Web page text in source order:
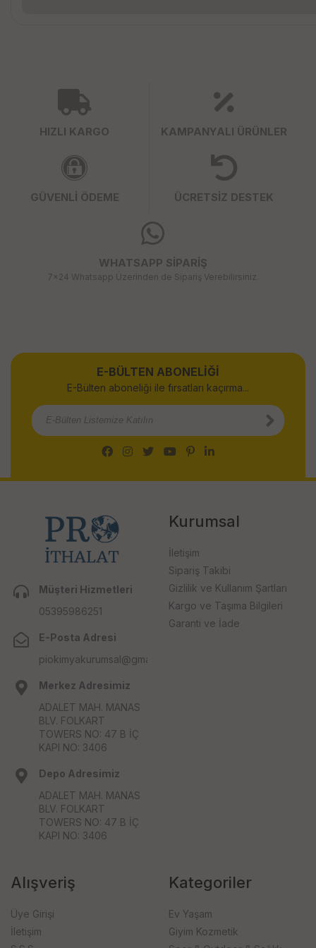
HIZLI KARGO KAMPANYALI ÜRÜNLER
GÜVENLİ ÖDEME ÜCRETSİZ DESTEK
WHATSAPP SİPARİŞ
7x24 Whatsapp Üzerinden de Sipariş Verebilirsiniz.
E-BÜLTEN ABONELİĞİ
E-Bülten aboneliği ile fırsatları kaçırma...
Müşteri Hizmetleri
05395986251
E-Posta Adresi
piokimyakurumsal@gmail.com
Merkez Adresimiz
ADALET MAH. MANAS
BLV. FOLKART
TOWERS NO: 47 B İÇ
KAPI NO: 3406
Depo Adresimiz
ADALET MAH. MANAS
BLV. FOLKART
TOWERS NO: 47 B İÇ
KAPI NO: 3406
Kurumsal
İletişim
Sipariş Takibi
Gizlilik ve Kullanım Şartları
Kargo ve Taşıma Bilgileri
Garanti ve İade
Alışveriş
Üye Girişi
İletişim
Kategoriler
Ev Yaşam
Giyim Kozmetik